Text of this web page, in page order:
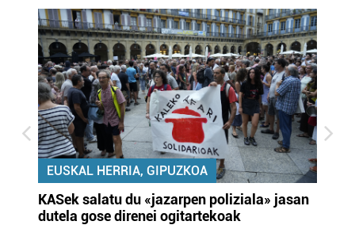
EUSKAL HERRIA, GIPUZKOA
KASek salatu du «jazarpen poliziala» jasan
dutela gose direnei ogitartekoak